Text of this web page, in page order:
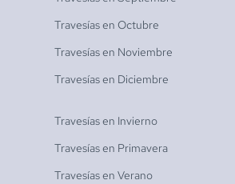
Travesías en Octubre
Travesías en Noviembre
Travesías en Diciembre
Travesías en Invierno
Travesías en Primavera
Travesías en Verano